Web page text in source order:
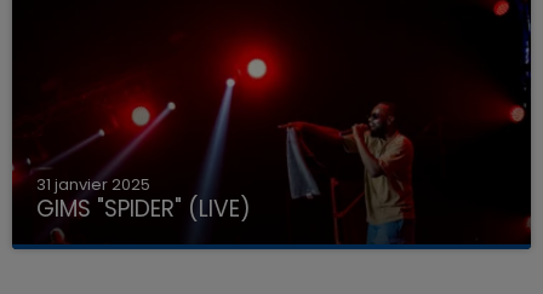
31 janvier 2025
GIMS "SPIDER" (LIVE)